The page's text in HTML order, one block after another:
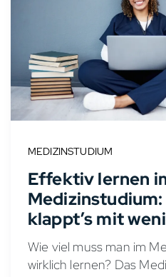
MEDIZINSTUDIUM
Effektiv lernen
Medizinstudium:
klappt’s mit
Aufwand
Wie viel muss man im
wirklich lernen? Das